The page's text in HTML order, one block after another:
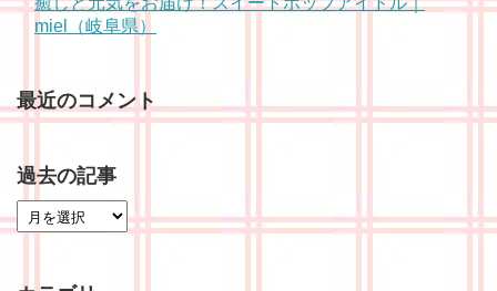
miel（岐阜県）
最近のコメント
過去の記事